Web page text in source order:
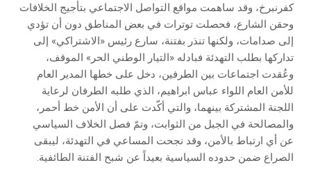
كفرنبرخ، وقد ساهمت مواقع التواصل الاجتماعي بتأجيج الخلافات
وحقن الشارع، فحصلت توترات في بعض المناطق دون أن تؤدي
إلى صدامات، ولكنها تنذر بفتنة، سارع رئيس «الاشتراكي» إلى
تداركها بطلب التهدئة فبادله «التيار الوطني الحر» الموقف،
وعُقدت اجتماعات بين الطرفين، دخل على خطها المدير العام
للأمن العام اللواء عباس ابراهيم، الذي طلبه الطرفان لرعاية
اللجنة المشتركة بينهما، والتي أكّدت على أن الأمن خط أحمر،
والمصالحة في الجبل من الثوابت، وتمّ فصل الخلاف السياسي
عن أي ارتباط بالأمن، وقد نجحت المساعي في التهدئة، ليبقى
الصراع ضمن حدوده السياسية بعيداً عن شبح الفتنة الطائفية.